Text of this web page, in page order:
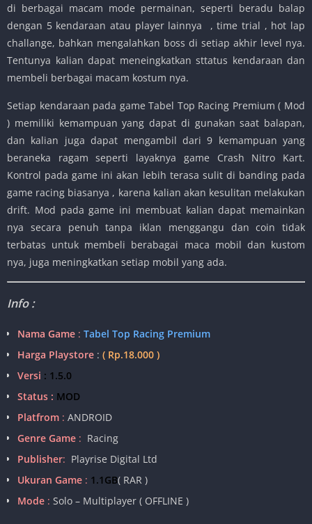
di berbagai macam mode permainan, seperti beradu balap
dengan 5 kendaraan atau player lainnya , time trial , hot lap
challange, bahkan mengalahkan boss di setiap akhir level nya.
Tentunya kalian dapat meneingkatkan sttatus kendaraan dan
membeli berbagai macam kostum nya.
Setiap kendaraan pada game Tabel Top Racing Premium ( Mod
) memiliki kemampuan yang dapat di gunakan saat balapan,
dan kalian juga dapat mengambil dari 9 kemampuan yang
beraneka ragam seperti layaknya game Crash Nitro Kart.
Kontrol pada game ini akan lebih terasa sulit di banding pada
game racing biasanya , karena kalian akan kesulitan melakukan
drift. Mod pada game ini membuat kalian dapat memainkan
nya secara penuh tanpa iklan menggangu dan coin tidak
terbatas untuk membeli berabagai maca mobil dan kustom
nya, juga meningkatkan setiap mobil yang ada.
Info :
Nama Game : Tabel Top Racing Premium
Harga Playstore : ( Rp.18.000 )
Versi : 1.5.0
Status : MOD
Platfrom : ANDROID
Genre Game : Racing
Publisher: Playrise Digital Ltd
Ukuran Game : 1.1GB( RAR )
Mode : Solo – Multiplayer ( OFFLINE )